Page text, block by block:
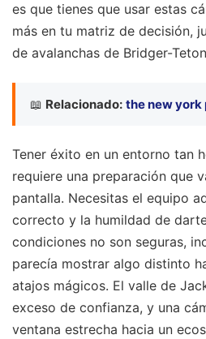
es que tienes que usar estas
más en tu matriz de decisión,
de avalanchas de Bridger-
📖 Relacionado: the new york
Tener éxito en un entorno tan
requiere una preparación que
pantalla. Necesitas el equipo
correcto y la humildad de
condiciones no son seguras,
parecía mostrar algo distinto
atajos mágicos. El valle de
exceso de confianza, y una
ventana estrecha hacia un